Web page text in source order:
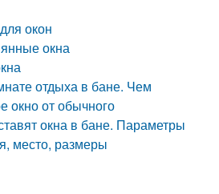
окон
окна
отдыха в бане. Чем
окно от обычного
окна в бане. Параметры
место, размеры